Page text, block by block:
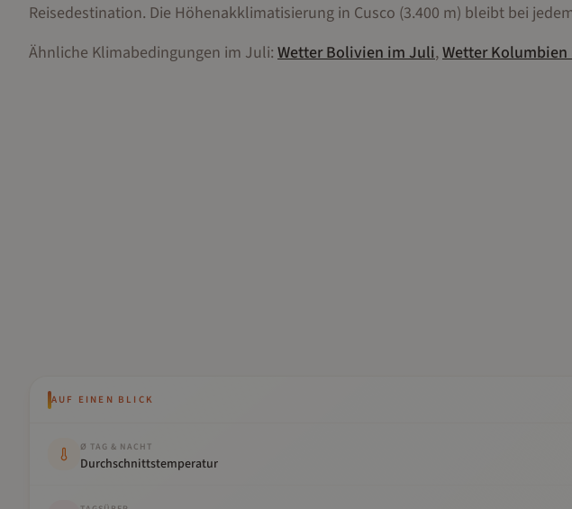
Reisedestination. Die Höhenakklimatisierung in Cusco (3.400 m) bleibt bei
Ähnliche Klimabedingungen im Juli: WetterBolivienimJuli,WetterKolumbien
AUF EINEN BLICK
Ø TAG & NACHT
Durchschnittstemperatur